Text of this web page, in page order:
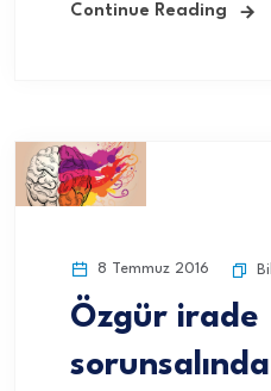
Continue Reading
8 Temmuz 2016
Özgür irade